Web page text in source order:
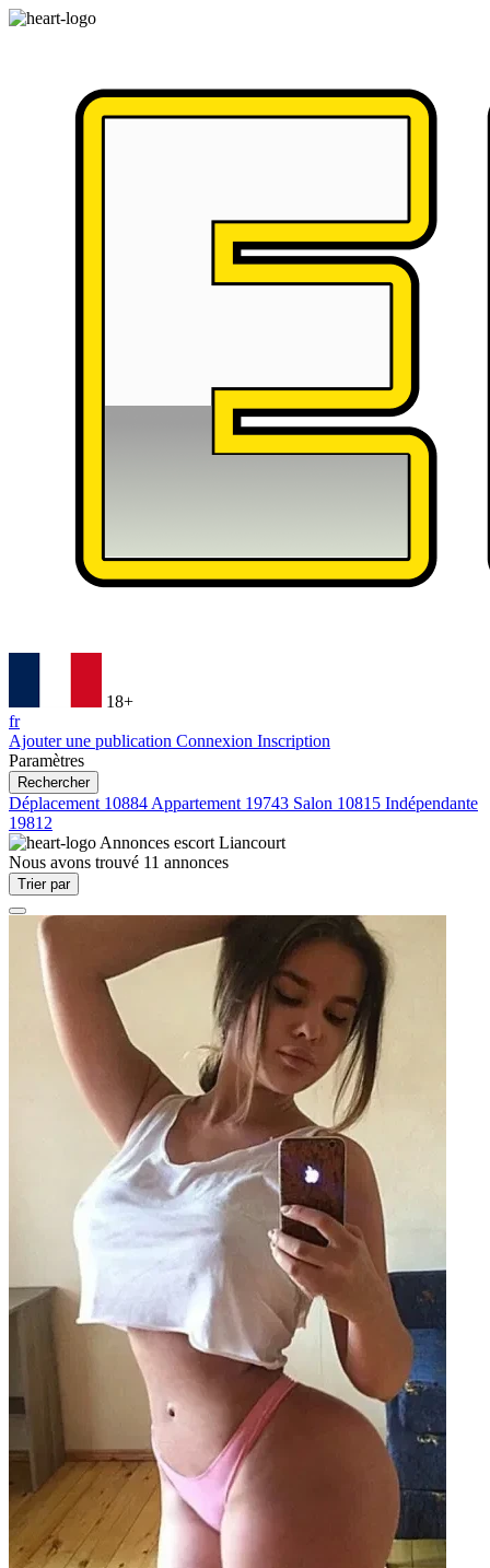
18+
fr
Ajouter une publication Connexion Inscription
Paramètres
Rechercher
Déplacement 10884 Appartement 19743 Salon 10815 Indépendante
19812
Annonces escort Liancourt
Nous avons trouvé 11 annonces
Trier par